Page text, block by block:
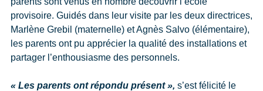
provisoire. Guidés dans leur visite par les deux directrices,
Marlène Grebil (maternelle) et Agnès Salvo (élémentaire),
les parents ont pu apprécier la qualité des installations et
partager l’enthousiasme des personnels.
« Les parents ont répondu présent », s’est félicité le